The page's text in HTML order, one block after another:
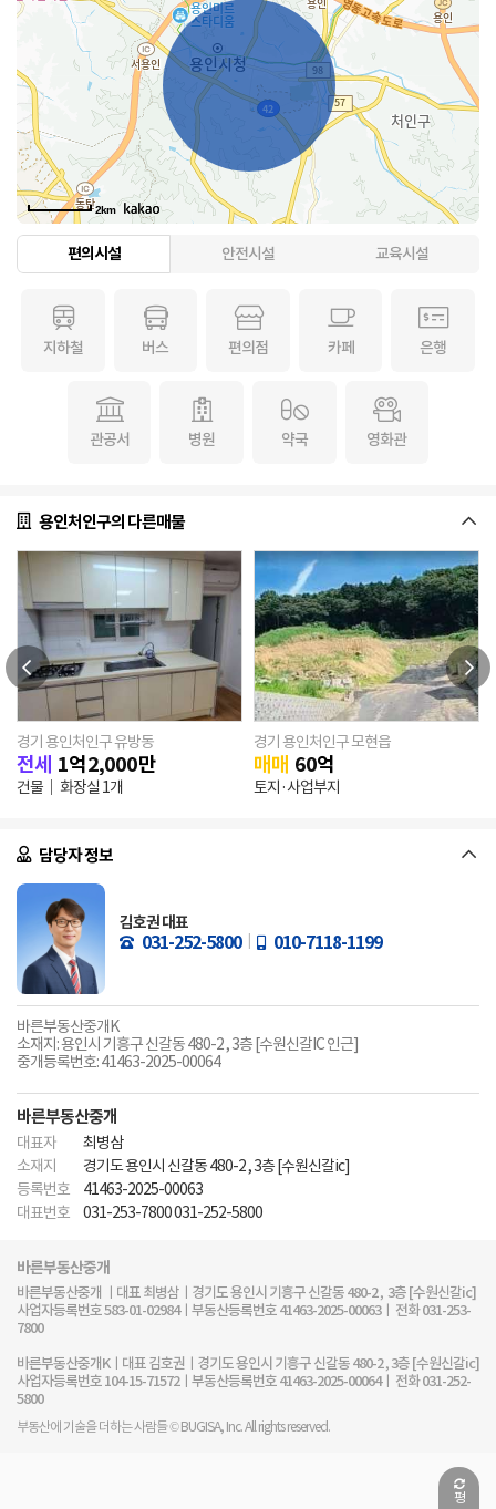
2km
편의시설 안전시설 교육시설
지하철 버스 편의점 카페 은행
관공서 병원 약국 영화관
용인처인구의 다른매물
경기 용인처인구 유방동
전세 1억2,000만
건물 화장실 1개
경기 용인처인구 모현읍
매매 60억
토지·사업부지
담당자 정보
김호권 대표
031-252-5800 010-7118-1199
바른부동산중개K
소재지: 용인시 기흥구 신갈동 480-2 , 3층 [수원신갈IC 인근]
중개등록번호: 41463-2025-00064
바른부동산중개
대표자
최병삼
소재지
경기도 용인시 신갈동 480-2 , 3층 [수원신갈ic]
등록번호
41463-2025-00063
대표번호
031-253-7800 031-252-5800
바른부동산중개
바른부동산중개 ㅣ대표 최병삼ㅣ경기도 용인시 기흥구 신갈동 480-2 , 3층 [수원신갈ic]
사업자등록번호 583-01-02984ㅣ부동산등록번호 41463-2025-00063ㅣ 전화 031-253-
7800
바른부동산중개Kㅣ대표 김호권ㅣ경기도 용인시 기흥구 신갈동 480-2 , 3층 [수원신갈ic]
사업자등록번호 104-15-71572ㅣ부동산등록번호 41463-2025-00064ㅣ 전화 031-252-
5800
부동산에 기술을 더하는 사람들 © BUGISA, Inc. All rights reserved.
평